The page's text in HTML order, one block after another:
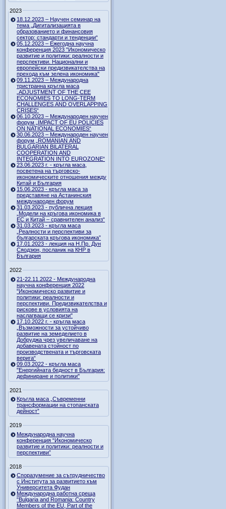
2023
18.12.2023 – Научен семинар на
тема „Дигитализацията в
образованието и финансовия
сектор: стандарти и тенденции“
05.12.2023 – Ежегодна научна
конференция 2023 "Икономическо
развитие и политики: реалности и
перспективи. Национални и
европейски предизвикателства на
прехода към зелена икономика"
09.11.2023 – Международна
тристранна кръгла маса
„ADJUSTMENT OF THE CEE
ECONOMIES TO LONG-TERM
CHALLENGES AND OVERLAPPING
CRISES“
06.10.2023 – Международен научен
форум „IMPACT OF EU POLICIES
ON NATIONAL ECONOMIES“
30.06.2023 – Международен научен
форум „ROMANIAN AND
BULGARIAN BILATERAL
COOPERATION AND
INTEGRATION INTO EUROZONE“
23.06.2023 г. - кръгла маса,
посветена на търговско-
икономическите отношения между
Китай и България
15.06.2023 - кръгла маса за
представяне на Астанинския
международен форум
31.03.2023 - публична лекция
„Модели на кръгова икономика в
ЕС и Китай – сравнителен анализ“
31.03.2023 - кръгла маса
„Реалности и перспективи за
българската кръгова икономика”
17.01.2023 - лекция на Н.Пр. Дун
Сяодзюн, посланик на КНР в
България
2022
21-22.11.2022 - Международна
научна конференция 2022
"Икономическо развитие и
политики: реалности и
перспективи. Предизвикателства и
рискове в условията на
наслагващи се кризи"
17.10.2022 г. - кръгла маса
„Възможности за устойчиво
развитие на земеделието в
Добруджа чрез увеличаване на
добавената стойност по
производствената и търговската
верига“
09.03.2022 - кръгла маса
"Енергийната бедност в България:
дефиниране и политики"
2021
Кръгла маса „Съвременни
трансформации на стопанската
дейност”
2019
Международна научна
конференция “Икономическо
развитие и политики: реалности и
перспективи”
2018
Споразумение за сътрудничество
с Института за развитието към
Университета Фудан
Международна работна среща
"Bulgaria and Romania: Country
Members of the EU, Part of the